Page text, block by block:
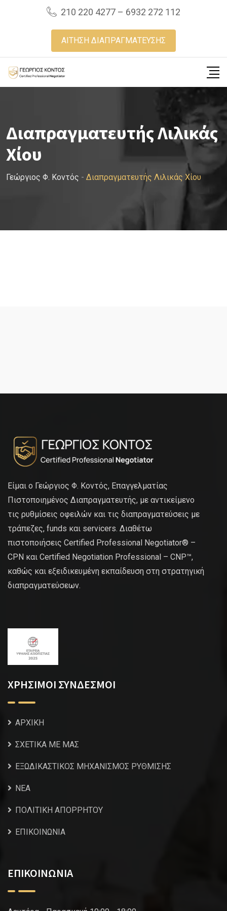
210 220 4277 – 6932 272 112
ΑΙΤΗΣΗ ΔΙΑΠΡΑΓΜΑΤΕΥΣΗΣ
Διαπραγματευτής Λιλικάς
Χίου
Γεώργιος Φ. Κοντός - Διαπραγματευτής Λιλικάς Χίου
Είμαι ο Γεώργιος Φ. Κοντός, Επαγγελματίας
Πιστοποιημένος Διαπραγματευτής, με αντικείμενο
τις ρυθμίσεις οφειλών και τις διαπραγματεύσεις με
τράπεζες, funds και servicers. Διαθέτω
πιστοποιήσεις Certified Professional Negotiator® –
CPN και Certified Negotiation Professional – CNP™,
καθώς και εξειδικευμένη εκπαίδευση στη στρατηγική
διαπραγματεύσεων.
ΧΡΗΣΙΜΟΙ ΣΥΝΔΕΣΜΟΙ
ΑΡΧΙΚΗ
ΣΧΕΤΙΚΑ ΜΕ ΜΑΣ
ΕΞΩΔΙΚΑΣΤΙΚΟΣ ΜΗΧΑΝΙΣΜΟΣ ΡΥΘΜΙΣΗΣ
NEA
ΠΟΛΙΤΙΚΗ ΑΠΟΡΡΗΤΟΥ
ΕΠΙΚΟΙΝΩΝΙΑ
ΕΠΙΚΟΙΝΩΝΙΑ